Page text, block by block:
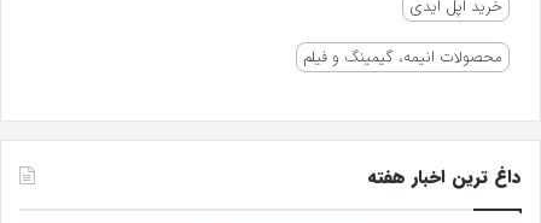
خرید اپل ایدی
محصولات انیمه، گیمینگ و فیلم
داغ ترین اخبار هفته